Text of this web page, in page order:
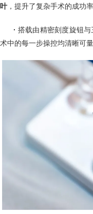
叶 ，提升了复杂手术的成功
· 搭载由精密刻度旋钮
术中的每一步操控均清晰可